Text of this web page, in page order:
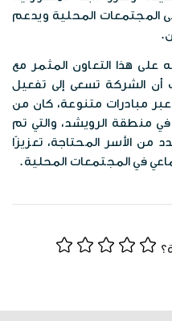
المجتمعات المحلية ويدعم
هذا التعاون المثمر مع
أن الشركة تسعى إلى تفعيل
مبادرات متنوعة، كان من
في منطقة الرويشد، والتي تم
من الأسر المحتاجة، تعزيزًا
في المجتمعات المحلية.